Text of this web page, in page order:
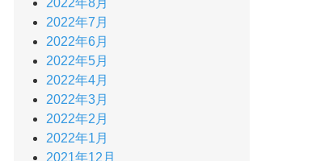
2022年8月
2022年7月
2022年6月
2022年5月
2022年4月
2022年3月
2022年2月
2022年1月
2021年12月